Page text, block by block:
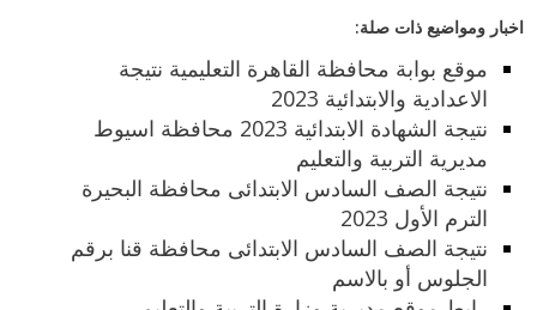
اخبار ومواضيع ذات صلة:
موقع بوابة محافظة القاهرة التعليمية نتيجة
الاعدادية والابتدائية 2023
نتيجة الشهادة الابتدائية 2023 محافظة اسيوط
مديرية التربية والتعليم
نتيجة الصف السادس الابتدائى محافظة البحيرة
الترم الأول 2023
نتيجة الصف السادس الابتدائى محافظة قنا برقم
الجلوس أو بالاسم